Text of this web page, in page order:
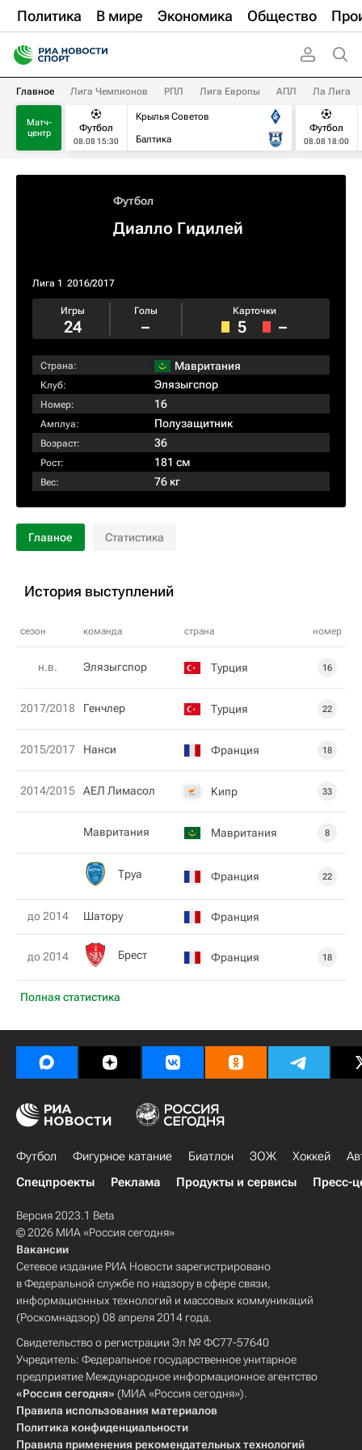
Политика В мире Экономика Общество
Главное Лига Чемпионов РПЛ Лига Европы АПЛ Ла Лига
Матч-
центр
Футбол
08.08 15:30
Крылья Советов
Балтика
Футбол
08.08 18:00
Футбол
Диалло Гидилей
Лига 1 2016/2017
Игры
24
Голы
–
Карточки
5 –
Страна: Мавритания
Клуб: Элязыгспор
Номер: 16
Амплуа: Полузащитник
Возраст: 36
Рост: 181 см
Вес: 76 кг
Главное Статистика
История выступлений
сезон команда страна номер
Полная статистика
н.в. Элязыгспор Турция 16
2017/2018 Генчлер Турция 22
2015/2017 Нанси Франция 18
2014/2015 АЕЛ Лимасол Кипр 33
Мавритания Мавритания 8
Труа Франция 22
до 2014 Шатору Франция
до 2014 Брест Франция 18
Футбол Фигурное катание Биатлон ЗОЖ Хоккей
Спецпроекты
Реклама Продукты и сервисы Пресс-
Версия 2023.1 Beta
© 2026 МИА «Россия сегодня»
Вакансии
Сетевое издание РИА Новости зарегистрировано
в Федеральной службе по надзору в сфере связи,
информационных технологий и массовых коммуникаций
(Роскомнадзор) 08 апреля 2014 года.
Свидетельство о регистрации Эл № ФС77-57640
Учредитель: Федеральное государственное унитарное
предприятие Международное информационное агентство
«Россия сегодня» (МИА «Россия сегодня»).
Правила использования материалов
Политика конфиденциальности
Правила применения рекомендательных технологий